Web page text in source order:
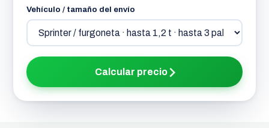
Vehículo / tamaño del envío
Calcular precio